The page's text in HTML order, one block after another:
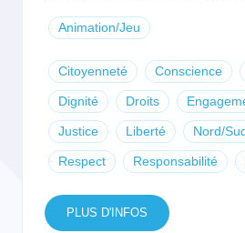
Animation/Jeu
Citoyenneté Conscience
Dignité Droits
Justice Liberté Nord/
Respect Responsabilité
PLUS D'INFOS